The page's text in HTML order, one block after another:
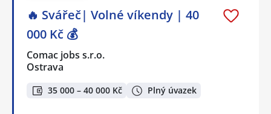
🔥 Svářeč| Volné víkendy | 40
000 Kč 💰
Comac jobs s.r.o.
Ostrava
35 000 – 40 000 Kč Plný úvazek